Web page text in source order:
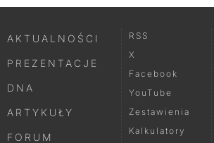
AKTUALNOŚCI
PREZENTACJE
DNA
ARTYKUŁY
FORUM
RSS
X
Facebook
YouTube
Zestawienia
Kalkulatory